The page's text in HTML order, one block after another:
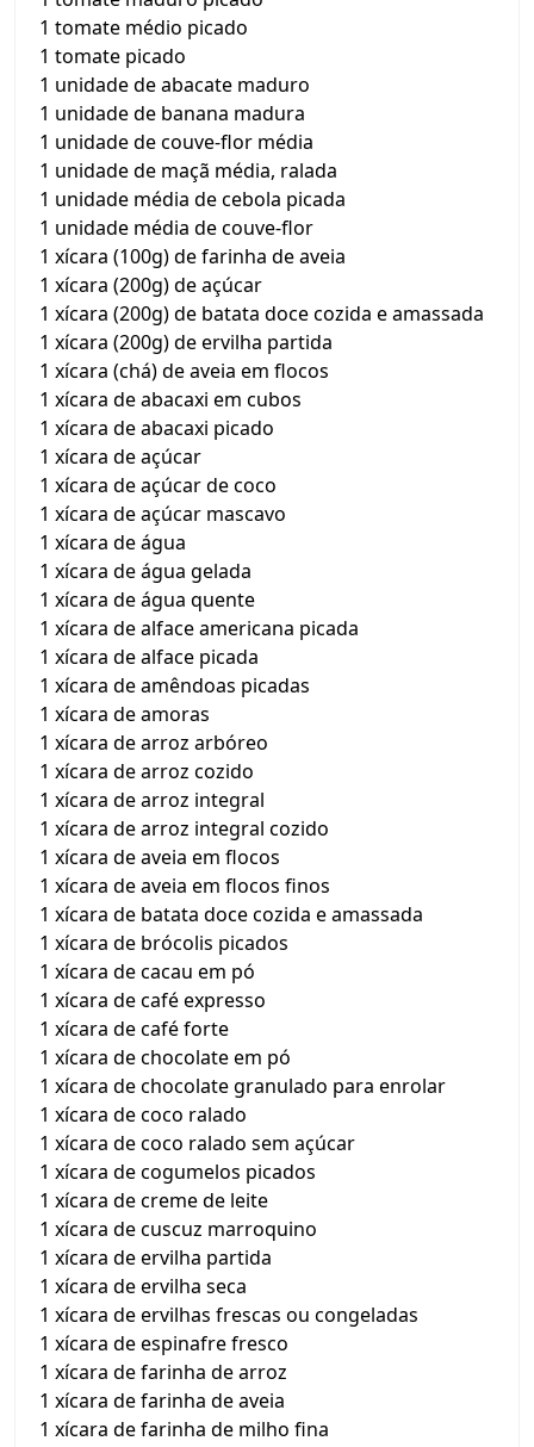
1 tomate médio picado
1 tomate picado
1 unidade de abacate maduro
1 unidade de banana madura
1 unidade de couve-flor média
1 unidade de maçã média, ralada
1 unidade média de cebola picada
1 unidade média de couve-flor
1 xícara (100g) de farinha de aveia
1 xícara (200g) de açúcar
1 xícara (200g) de batata doce cozida e amassada
1 xícara (200g) de ervilha partida
1 xícara (chá) de aveia em flocos
1 xícara de abacaxi em cubos
1 xícara de abacaxi picado
1 xícara de açúcar
1 xícara de açúcar de coco
1 xícara de açúcar mascavo
1 xícara de água
1 xícara de água gelada
1 xícara de água quente
1 xícara de alface americana picada
1 xícara de alface picada
1 xícara de amêndoas picadas
1 xícara de amoras
1 xícara de arroz arbóreo
1 xícara de arroz cozido
1 xícara de arroz integral
1 xícara de arroz integral cozido
1 xícara de aveia em flocos
1 xícara de aveia em flocos finos
1 xícara de batata doce cozida e amassada
1 xícara de brócolis picados
1 xícara de cacau em pó
1 xícara de café expresso
1 xícara de café forte
1 xícara de chocolate em pó
1 xícara de chocolate granulado para enrolar
1 xícara de coco ralado
1 xícara de coco ralado sem açúcar
1 xícara de cogumelos picados
1 xícara de creme de leite
1 xícara de cuscuz marroquino
1 xícara de ervilha partida
1 xícara de ervilha seca
1 xícara de ervilhas frescas ou congeladas
1 xícara de espinafre fresco
1 xícara de farinha de arroz
1 xícara de farinha de aveia
1 xícara de farinha de milho fina